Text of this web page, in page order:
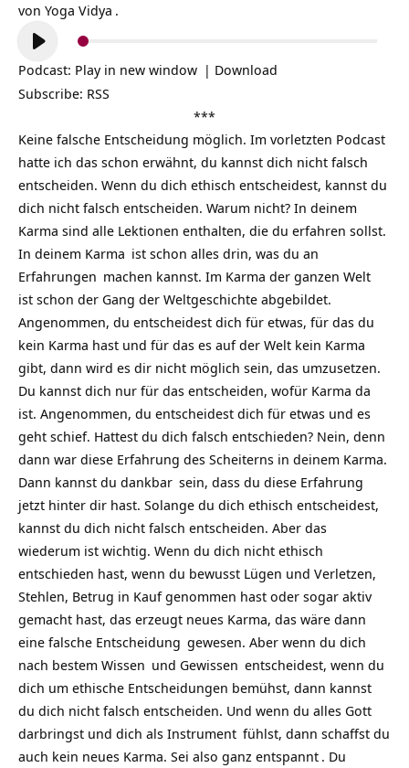
von Yoga Vidya .
Audio-
Player
Podcast: Play in new window | Download
Subscribe: RSS
***
Keine falsche Entscheidung möglich. Im vorletzten Podcast
hatte ich das schon erwähnt, du kannst dich nicht falsch
entscheiden. Wenn du dich ethisch entscheidest, kannst du
dich nicht falsch entscheiden. Warum nicht? In deinem
Karma sind alle Lektionen enthalten, die du erfahren sollst.
In deinem Karma ist schon alles drin, was du an
Erfahrungen machen kannst. Im Karma der ganzen Welt
ist schon der Gang der Weltgeschichte abgebildet.
Angenommen, du entscheidest dich für etwas, für das du
kein Karma hast und für das es auf der Welt kein Karma
gibt, dann wird es dir nicht möglich sein, das umzusetzen.
Du kannst dich nur für das entscheiden, wofür Karma da
ist. Angenommen, du entscheidest dich für etwas und es
geht schief. Hattest du dich falsch entschieden? Nein, denn
dann war diese Erfahrung des Scheiterns in deinem Karma.
Dann kannst du dankbar sein, dass du diese Erfahrung
jetzt hinter dir hast. Solange du dich ethisch entscheidest,
kannst du dich nicht falsch entscheiden. Aber das
wiederum ist wichtig. Wenn du dich nicht ethisch
entschieden hast, wenn du bewusst Lügen und Verletzen,
Stehlen, Betrug in Kauf genommen hast oder sogar aktiv
gemacht hast, das erzeugt neues Karma, das wäre dann
eine falsche Entscheidung gewesen. Aber wenn du dich
nach bestem Wissen und Gewissen entscheidest, wenn du
dich um ethische Entscheidungen bemühst, dann kannst
du dich nicht falsch entscheiden. Und wenn du alles Gott
darbringst und dich als Instrument fühlst, dann schaffst du
auch kein neues Karma. Sei also ganz entspannt . Du